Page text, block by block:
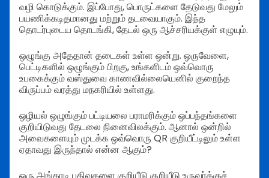
வழி கொடுக்கும். இப்போது, பொருட்களை தேடுவது மேலும்
பயணிக்கடிதமானது மற்றும் தடவையாகும். இந்த
தொடர்புடைய தொடங்கி, தேடல் ஒரு ஆச்சரியக்குள் எழுயும்.
ஒழுங்கு அதேதான் தடைகள் உள்ள ஒன்று. ஒருவேளை,
பெட்டிகளில் ஒழுங்கும் பிறகு, உங்களிடம் ஒவ்வொரு
உபகைக்கும் வஸ்துவை காணவில்லையெனில் குறைந்த
விருப்பம் வரத்து மநகரியில் உள்ளது.
ஒழியல் ஒழுங்கும் பட்டியலை பராமரிக்கும் ஒப்பந்தங்களை
குறியிடுவது தேடலை நினைவிலக்கும். ஆனால் ஒன்றில்
அவைகளையும் முடக்க ஒவ்வொரு QR குறியீட்டிலும் உள்ள
ஏதாவது இருந்தால் என்ன ஆகும்?